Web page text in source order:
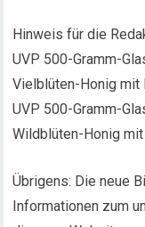
Hinweis für die
UVP 500-Gramm-
Vielblüten-Honig mit
UVP 500-Gramm-
Wildblüten-Honig
Übrigens: Die neue
Informationen zum